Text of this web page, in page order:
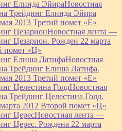
Елинда ЭйираНовостная
Трейдинг Елинда Эйира
2013 Третий помет «Е»
ЦезарионНовостная лента —
Цезарион. Рожден 22 марта
помет «Ц»
Елиша ЛатифаНовостная
Трейдинг Елиша Латифа.
2013 Третий помет «Е»
Целестина ГолдНовостная
Трейдинг Целестина Голд.
2012 Второй помет «Ц»
ЦересНовостная лента —
Церес. Рождена 22 марта